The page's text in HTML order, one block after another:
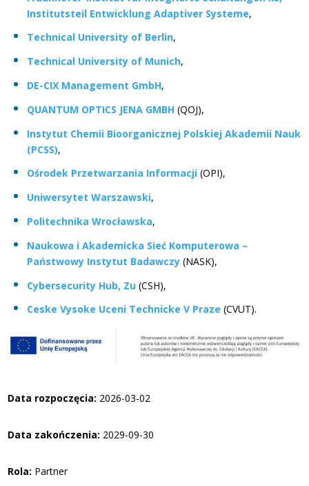
Institutsteil Entwicklung Adaptiver Systeme,
Technical University of Berlin,
Technical University of Munich,
DE-CIX Management GmbH,
QUANTUM OPTICS JENA GMBH (QOJ),
Instytut Chemii Bioorganicznej Polskiej Akademii Nauk
(PCSS),
Ośrodek Przetwarzania Informacji (OPI),
Uniwersytet Warszawski,
Politechnika Wrocławska,
Naukowa i Akademicka Sieć Komputerowa –
Państwowy Instytut Badawczy (NASK),
Cybersecurity Hub, Zu (CSH),
Ceske Vysoke Uceni Technicke V Praze (CVUT).
Data rozpoczęcia: 2026-03-02
Data zakończenia: 2029-09-30
Rola: Partner